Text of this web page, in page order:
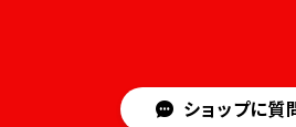
ショップに質